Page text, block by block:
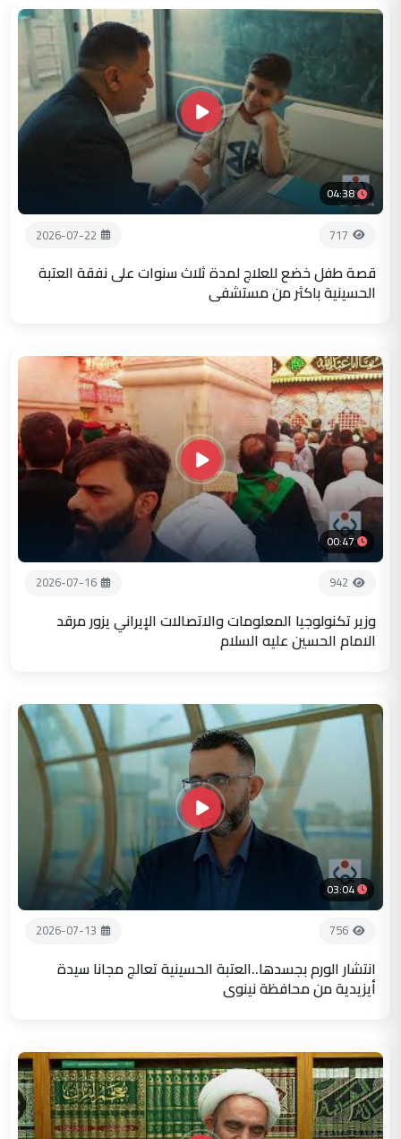
04:38
717
2026-07-22
قصة طفل خضع للعلاج لمدة ثلاث سنوات على نفقة العتبة
الحسينية باكثر من مستشفى
00:47
942
2026-07-16
وزير تكنولوجيا المعلومات والاتصالات الإيراني يزور مرقد
الامام الحسين عليه السلام
03:04
756
2026-07-13
انتشار الورم بجسدها..العتبة الحسينية تعالج مجانا سيدة
أيزيدية من محافظة نينوى